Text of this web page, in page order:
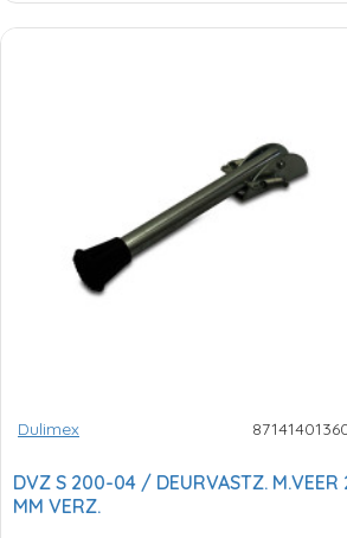
Dulimex
DVZ S 200-04 / DEURVASTZ. M.VEER
MM VERZ.